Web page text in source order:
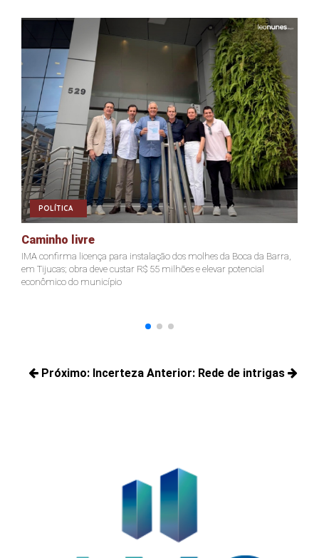
POLÍTICA
Caminho livre
IMA confirma licença para instalação dos molhes da Boca da Barra,
em Tijucas; obra deve custar R$ 55 milhões e elevar potencial
econômico do município
Navegação
Anterior: Rede de intrigas
Próximo: Incerteza